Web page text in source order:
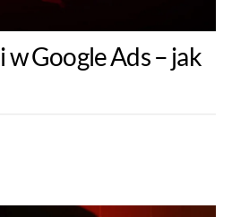
w Google Ads – jak